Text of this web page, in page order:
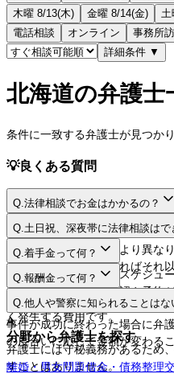
木曜 8/13(木)
金曜 8/14(金) 土
電話相談
オンライン
事務所
詳細条件 ▼
北海道の弁護士
条件に一致する弁護士が見つか
💡良くある質問
Q.法律相談でお金はかかるの？
A.
法律相談料は弁護士により異な
す。相談するだけであればそれ
利用してください。
Q.土日祝、深夜帯に法律相談はで
A.
日程や時間は弁護士のスケジュ
ネットから空き枠の確認や予約
い。
Q.着手金って何？
A.
弁護士に事件を依頼する際にお
く発生する費用です。
Q.報酬金って何？
A.
事件が成功に終わった場合に弁
の度合いに応じて金額が変わる
Q.他人や警察に知られることはな
A.
弁護士には守秘義務があるため
すことはありません。
分野から弁護士を探す
離婚・男女問題借金・債務整理